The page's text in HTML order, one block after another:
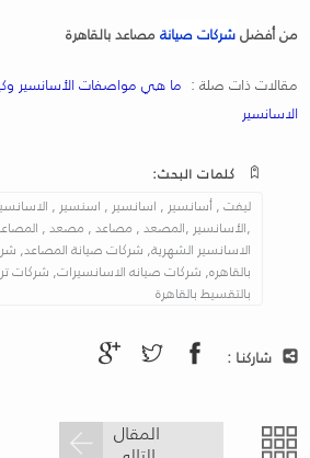
من أفضلشركات صيانةمصاعد بالقاهرة
مقالات ذات صلة : ما هي مواصفات الأسانسير
الاسانسير
كلمات البحث:
ليفت , أسانسير , اسانسير , اسنسير ,
,الأسانسير ,المصعد , مصاعد , مصعد ,
الاسانسير الشهرية, شركات صيانة المصاعد,
بالقاهره, شركات صيانه الاسانسيرات, شركات
بالتقسيط بالقاهرة
شاركنـا :
المقال